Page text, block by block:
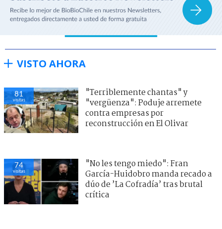
VISTO AHORA
81
visitas
"Terriblemente chantas" y
"vergüenza": Poduje arremete
contra empresas por
reconstrucción en El Olivar
74
visitas
"No les tengo miedo": Fran
García-Huidobro manda recado a
dúo de ’La Cofradía’ tras brutal
crítica